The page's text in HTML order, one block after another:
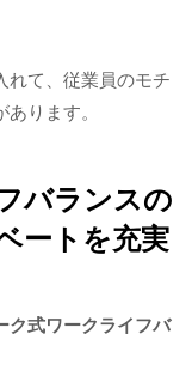
れて、従業員のモチ
ります。
バランスの
ートを充実
ク式ワークライフバ